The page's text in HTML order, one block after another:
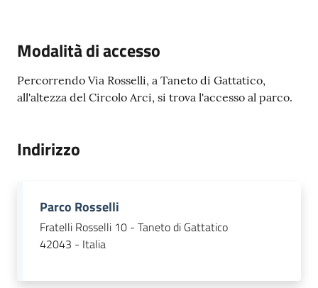
i
o
Tutti
Seguici
Modalità di accesso
Percorrendo Via Rosselli, a Taneto di Gattatico,
all'altezza del Circolo Arci, si trova l'accesso al parco.
Indirizzo
Parco Rosselli
Fratelli Rosselli 10 - Taneto di Gattatico
42043 - Italia